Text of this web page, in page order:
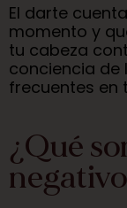
El darte
momento y
tu cabeza
conciencia de
frecuentes en
¿Qué